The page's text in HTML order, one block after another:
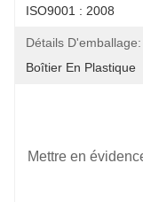
ISO9001 : 2008
Détails D'emballage:
Boîtier En Plastique
Mettre en